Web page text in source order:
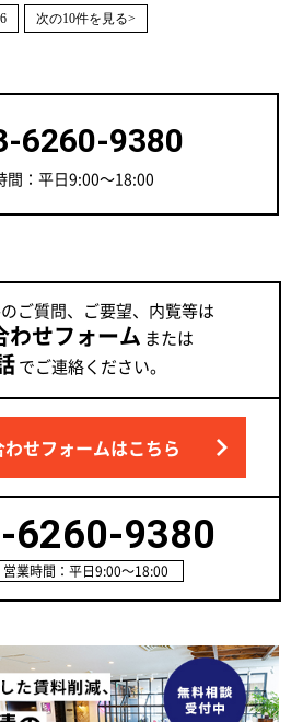
次の10件を見る>
6260-9380
間：平日9:00～18:00
ご質問、ご要望、内覧等は
わせフォーム または
でご連絡ください。
せフォームはこちら
6260-9380
営業時間：平日9:00～18:00